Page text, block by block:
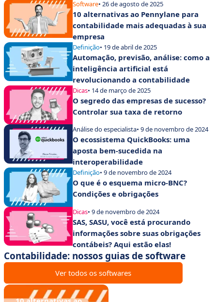
Software• 26 de agosto de 2025
10 alternativas ao Pennylane para
contabilidade mais adequadas à sua
empresa
Definição• 19 de abril de 2025
Automação, previsão, análise: como a
inteligência artificial está
revolucionando a contabilidade
Dicas• 14 de março de 2025
O segredo das empresas de sucesso?
Controlar sua taxa de retorno
Análise do especialista• 9 de novembro de 2024
O ecossistema QuickBooks: uma
aposta bem-sucedida na
interoperabilidade
Definição• 9 de novembro de 2024
O que é o esquema micro-BNC?
Condições e obrigações
Dicas• 9 de novembro de 2024
SAS, SASU, você está procurando
informações sobre suas obrigações
contábeis? Aqui estão elas!
Contabilidade: nossos guias de software
Ver todos os softwares